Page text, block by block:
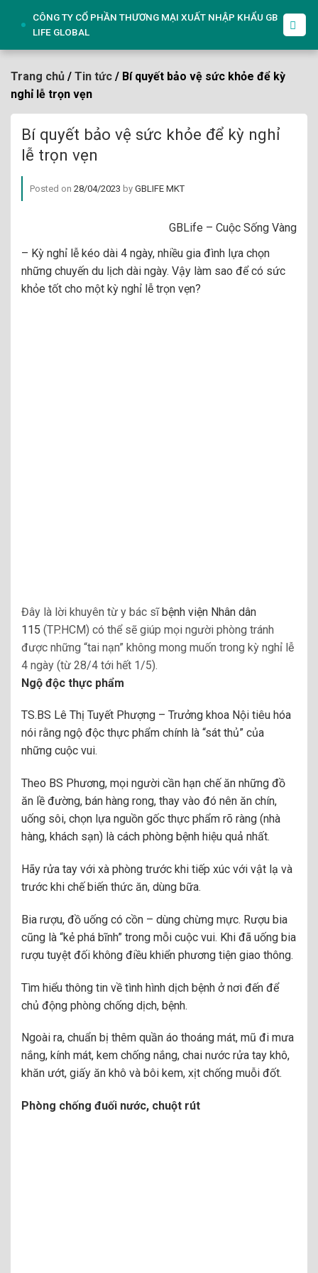
CÔNG TY CỔ PHẦN THƯƠNG MẠI XUẤT NHẬP KHẨU GB
LIFE GLOBAL
Trang chủ / Tin tức / Bí quyết bảo vệ sức khỏe để kỳ
nghỉ lễ trọn vẹn
Bí quyết bảo vệ sức khỏe để kỳ nghỉ
lễ trọn vẹn
Posted on 28/04/2023 by GBLIFE MKT
GBLife – Cuộc Sống Vàng
– Kỳ nghỉ lễ kéo dài 4 ngày, nhiều gia đình lựa chọn
những chuyến du lịch dài ngày. Vậy làm sao để có sức
khỏe tốt cho một kỳ nghỉ lễ trọn vẹn?
Đây là lời khuyên từ y bác sĩbệnh viện Nhân dân
115 (TP.HCM) có thể sẽ giúp mọi người phòng tránh
được những “tai nạn” không mong muốn trong kỳ nghỉ lễ
4 ngày (từ 28/4 tới hết 1/5).
Ngộ độc thực phẩm
TS.BS Lê Thị Tuyết Phượng – Trưởng khoa Nội tiêu hóa
nói rằng ngộ độc thực phẩm chính là “sát thủ” của
những cuộc vui.
Theo BS Phương, mọi người cần hạn chế ăn những đồ
ăn lề đường, bán hàng rong, thay vào đó nên ăn chín,
uống sôi, chọn lựa nguồn gốc thực phẩm rõ ràng (nhà
hàng, khách sạn) là cách phòng bệnh hiệu quả nhất.
Hãy rửa tay với xà phòng trước khi tiếp xúc với vật lạ và
trước khi chế biến thức ăn, dùng bữa.
Bia rượu, đồ uống có cồn – dùng chừng mực. Rượu bia
cũng là “kẻ phá bĩnh” trong mỗi cuộc vui. Khi đã uống bia
rượu tuyệt đối không điều khiển phương tiện giao thông.
Tìm hiểu thông tin về tình hình dịch bệnh ở nơi đến để
chủ động phòng chống dịch, bệnh.
Ngoài ra, chuẩn bị thêm quần áo thoáng mát, mũ đi mưa
nắng, kính mát, kem chống nắng, chai nước rửa tay khô,
khăn ướt, giấy ăn khô và bôi kem, xịt chống muỗi đốt.
Phòng chống đuối nước, chuột rút